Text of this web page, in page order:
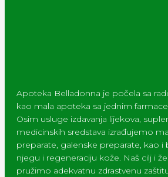
Apoteka Belladonna je počela sa
kao mala apoteka sa jednim
Osim usluge izdavanja lijekova,
medicinskih sredstava izrađujemo
preparate, galenske preparate, kao i
njegu i regeneraciju kože. Naš cilj i
pružimo adekvatnu zdrastvenu